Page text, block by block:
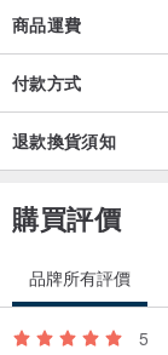
商品運費
付款方式
退款換貨須知
購買評價
品牌所有評價
5